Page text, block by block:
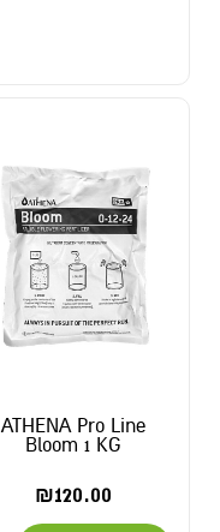
ATHENA Pro Line
Bloom 1 KG
₪120.00